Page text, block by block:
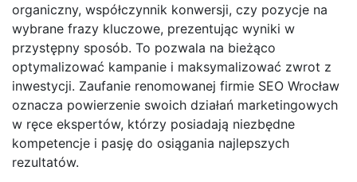
organiczny, współczynnik konwersji, czy pozycje na
wybrane frazy kluczowe, prezentując wyniki w
przystępny sposób. To pozwala na bieżąco
optymalizować kampanie i maksymalizować zwrot z
inwestycji. Zaufanie renomowanej firmie SEO Wrocław
oznacza powierzenie swoich działań marketingowych
w ręce ekspertów, którzy posiadają niezbędne
kompetencje i pasję do osiągania najlepszych
rezultatów.